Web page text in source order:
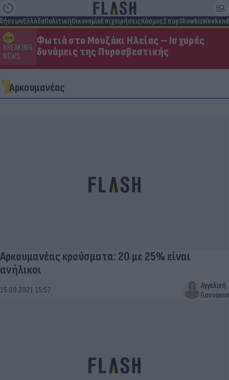
ΕλλάδαΠολιτικήΟικονομίαΕπιχειρήσειςΚόσμοςΣπορShowbizWeekend
BREAKING
NEWS
Φωτιά στο Μουζάκι Ηλείας – Ισχυρές
δυνάμεις της Πυροσβεστικής
Αρκουμανέας
Αρκουμανέας κρούσματα: 20 με 25% είναι
ανήλικοι
15.09.2021 15:57
Αγγελική
Γιαννακού